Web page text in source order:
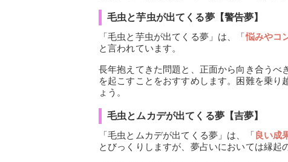
毛虫と芋虫が出てくる夢【警告夢】
「毛虫と芋虫が出てくる夢」は、「悩みやコ
と言われています。
長年抱えてきた問題と、正面から向き合うべ
を起こすことをおすすめします。困難を乗
ょう。
毛虫とムカデが出てくる夢【吉夢】
「毛虫とムカデが出てくる夢」は、「良い成
とびっくりしますが、夢占いにおいては縁起